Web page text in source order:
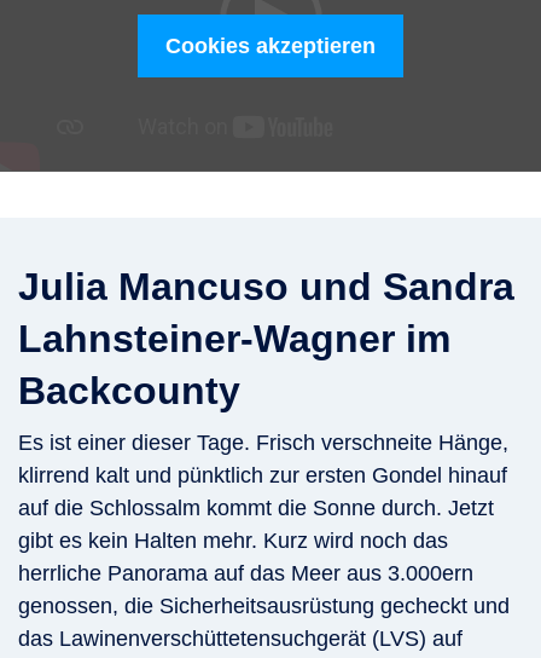
Cookies akzeptieren
Julia Mancuso und Sandra
Lahnsteiner-Wagner im
Backcounty
Es ist einer dieser Tage. Frisch verschneite Hänge,
klirrend kalt und pünktlich zur ersten Gondel hinauf
auf die Schlossalm kommt die Sonne durch. Jetzt
gibt es kein Halten mehr. Kurz wird noch das
herrliche Panorama auf das Meer aus 3.000ern
genossen, die Sicherheitsausrüstung gecheckt und
das Lawinenverschüttetensuchgerät (LVS) auf